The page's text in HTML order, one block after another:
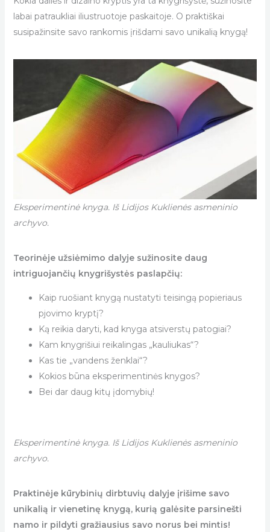
labai patraukliai iliustruotoje paskaitoje. O praktiškai
susipažinsite savo rankomis įrišdami savo unikalią knygą!
Eksperimentinė knyga. Iš Lidijos Kuklienės asmeninio
archyvo.
Teorinėje užsiėmimo dalyje sužinosite daug
intriguojančių knygrišystės paslapčių:
Kaip ruošiant knygą nustatyti teisingą popieriaus
pjovimo kryptį?
Ką reikia daryti, kad knyga atsiverstų patogiai?
Kam knygrišiui reikalingas „kauliukas“?
Kas tie „vandens ženklai“?
Kokios būna eksperimentinės knygos?
Bei dar daug kitų įdomybių!
Eksperimentinė knyga. Iš Lidijos Kuklienės asmeninio
archyvo.
Praktinėje kūrybinių dirbtuvių dalyje įrišime savo
unikalią ir vienetinę knygą, kurią galėsite parsinešti
namo ir pildyti gražiausius savo norus bei mintis!